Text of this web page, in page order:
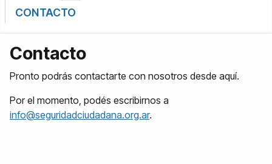
CONTACTO
Contacto
Pronto podrás contactarte con nosotros desde aquí.
Por el momento, podés escribirnos a
info@seguridadciudadana.org.ar.